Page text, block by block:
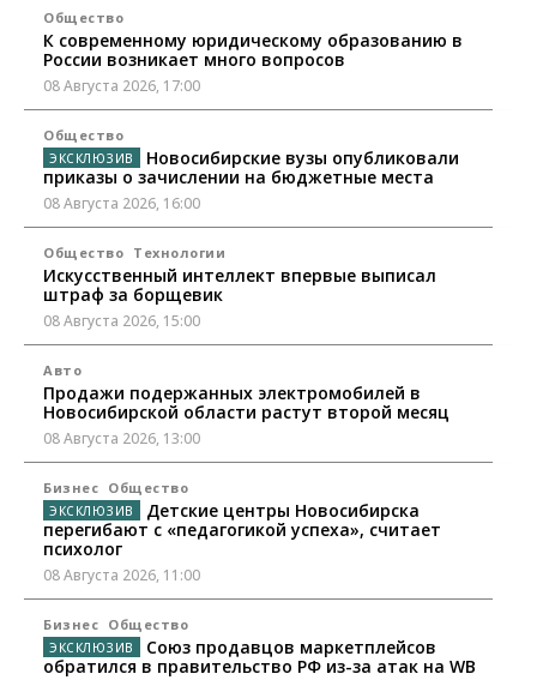
Общество
К современному юридическому образованию в
России возникает много вопросов
08 Августа 2026, 17:00
Общество
Новосибирские вузы опубликовали
приказы о зачислении на бюджетные места
08 Августа 2026, 16:00
Общество Технологии
Искусственный интеллект впервые выписал
штраф за борщевик
08 Августа 2026, 15:00
Авто
Продажи подержанных электромобилей в
Новосибирской области растут второй месяц
08 Августа 2026, 13:00
Бизнес Общество
Детские центры Новосибирска
перегибают с «педагогикой успеха», считает
психолог
08 Августа 2026, 11:00
Бизнес Общество
Союз продавцов маркетплейсов
обратился в правительство РФ из-за атак на WB